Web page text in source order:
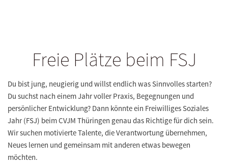
Freie Plätze beim FSJ
Du bist jung, neugierig und willst endlich was Sinnvolles starten?
Du suchst nach einem Jahr voller Praxis, Begegnungen und
persönlicher Entwicklung? Dann könnte ein Freiwilliges Soziales
Jahr (FSJ) beim CVJM Thüringen genau das Richtige für dich sein.
Wir suchen motivierte Talente, die Verantwortung übernehmen,
Neues lernen und gemeinsam mit anderen etwas bewegen
möchten.